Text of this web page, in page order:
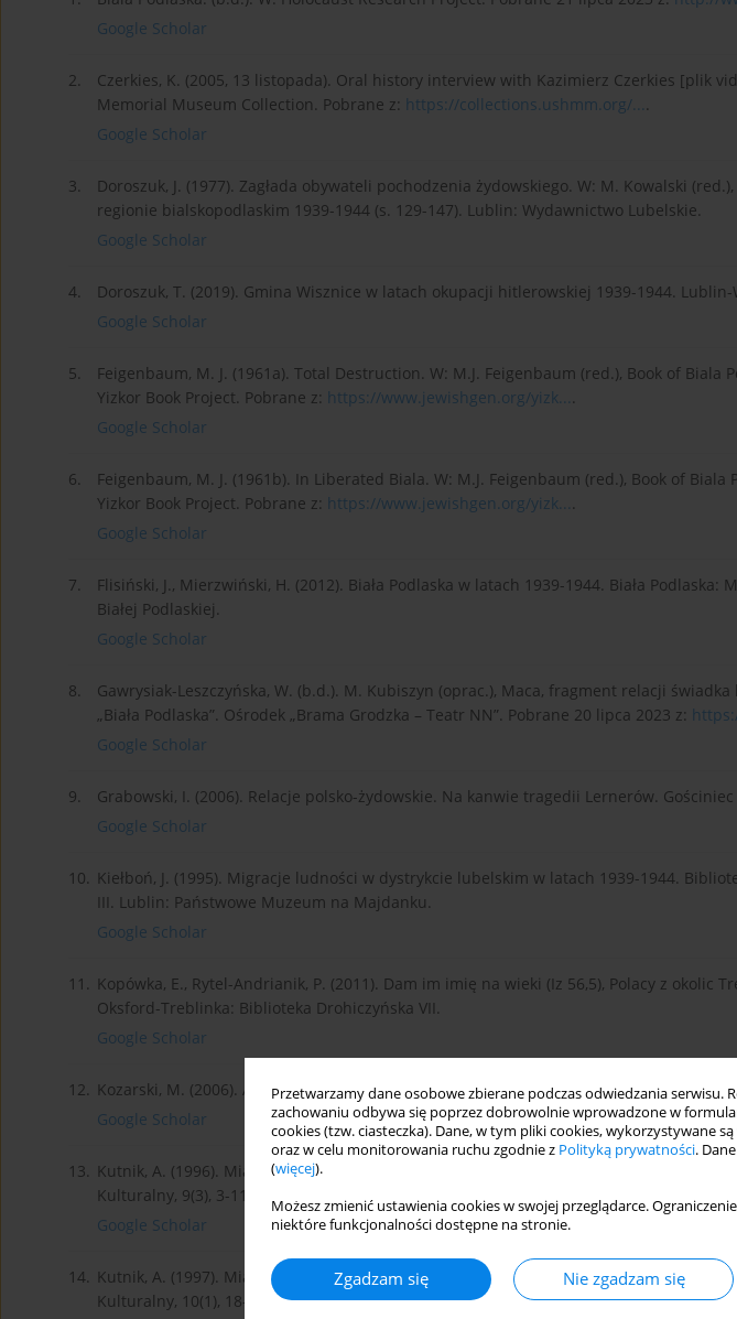
Przetwarzamy dane osobowe zbierane podczas odwiedzania serwisu.
zachowaniu odbywa się poprzez dobrowolnie wprowadzone w
cookies (tzw. ciasteczka). Dane, w tym pliki cookies, wykorzystywane
oraz w celu monitorowania ruchu zgodnie z Polityką prywatności.
(więcej).
Możesz zmienić ustawienia cookies w swojej przeglądarce.
niektóre funkcjonalności dostępne na stronie.
Zgadzam się Nie zgadzam się
Google Scholar
2.
Czerkies, K. (2005, 13 listopada). Oral history interview with Kazimierz Czerkies [plik
Memorial Museum Collection. Pobrane z: https://collections.ushmm.org/....
Google Scholar
3.
Doroszuk, J. (1977). Zagłada obywateli pochodzenia żydowskiego. W: M. Kowalski
regionie bialskopodlaskim 1939-1944 (s. 129-147). Lublin: Wydawnictwo Lubelskie.
Google Scholar
4.
Doroszuk, T. (2019). Gmina Wisznice w latach okupacji hitlerowskiej 1939-1944. Lublin-
Google Scholar
5.
Feigenbaum, M. J. (1961a). Total Destruction. W: M.J. Feigenbaum (red.), Book of Biala
Yizkor Book Project. Pobrane z: https://www.jewishgen.org/yizk....
Google Scholar
6.
Feigenbaum, M. J. (1961b). In Liberated Biala. W: M.J. Feigenbaum (red.), Book of Biala
Yizkor Book Project. Pobrane z: https://www.jewishgen.org/yizk....
Google Scholar
7.
Flisiński, J., Mierzwiński, H. (2012). Biała Podlaska w latach 1939-1944. Biała Podlaska:
Białej Podlaskiej.
Google Scholar
8.
Gawrysiak-Leszczyńska, W. (b.d.). M. Kubiszyn (oprac.), Maca, fragment relacji
„Biała Podlaska”. Ośrodek „Brama Grodzka – Teatr NN”. Pobrane 20 lipca 2023 z:
Google Scholar
9.
Grabowski, I. (2006). Relacje polsko-żydowskie. Na kanwie tragedii Lernerów. Gościniec
Google Scholar
10. Kiełboń, J. (1995). Migracje ludności w dystrykcie lubelskim w latach 1939-1944.
III. Lublin: Państwowe Muzeum na Majdanku.
Google Scholar
11. Kopówka, E., Rytel-Andrianik, P. (2011). Dam im imię na wieki (Iz 56,5), Polacy z okolic
Oksford-Treblinka: Biblioteka Drohiczyńska VII.
Google Scholar
12. Kozarski, M. (2006). A ostatnią zabili matkę moją. Słowo Podlasia, 21(1364), 1, 4.
Google Scholar
13. Kutnik, A. (1996). Miasto i Powiat Biała Podlaska podczas II wojny światowej, cz. II, rok
Kulturalny, 9(3), 3-11.
Google Scholar
14. Kutnik, A. (1997). Miasto i Powiat Biała Podlaska podczas II wojny światowej, cz. IV, rok
Kulturalny, 10(1), 18-30.